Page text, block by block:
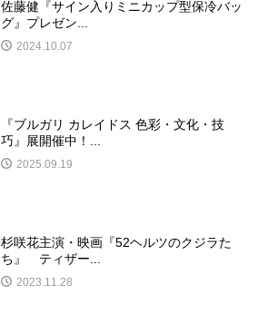
佐藤健『サイン入りミニカップ型保冷バッ
グ』プレゼン...
2024.10.07
『ブルガリ カレイドス 色彩・文化・技
巧』展開催中！...
2025.09.19
杉咲花主演・映画『52ヘルツのクジラた
ち』 ティザー...
2023.11.28